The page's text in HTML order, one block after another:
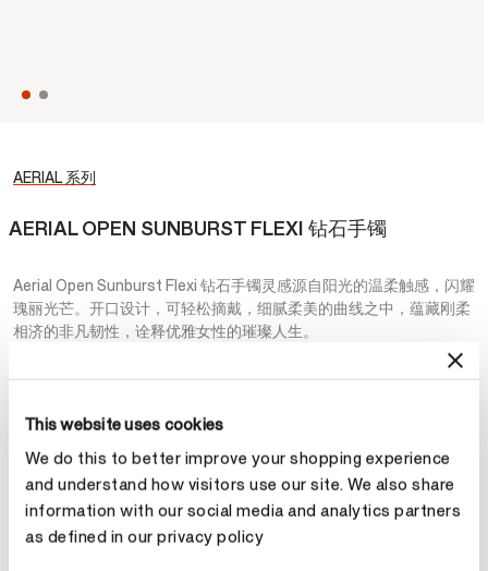
This website uses cookies
We do this to better improve your shopping experience
and understand how visitors use our site. We also share
information with our social media and analytics partners
as defined in our privacy policy
AERIAL 系列
AERIAL OPEN SUNBURST FLEXI 钻石手镯
Aerial Open Sunburst Flexi 钻石手镯灵感源自阳光的温柔触感，闪耀
瑰丽光芒。开口设计，可轻松摘戴，细腻柔美的曲线之中，蕴藏刚柔
相济的非凡韧性，诠释优雅女性的璀璨人生。
¥24,800
材质
选择 材质
尺寸 戒指尺寸指南